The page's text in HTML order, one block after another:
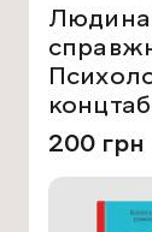
Людина
200 грн